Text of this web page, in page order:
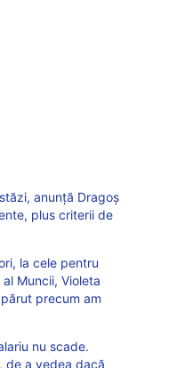
anunță Dragoș
plus criterii de
la cele pentru
Muncii, Violeta
precum am
nu scade.
de a vedea dacă